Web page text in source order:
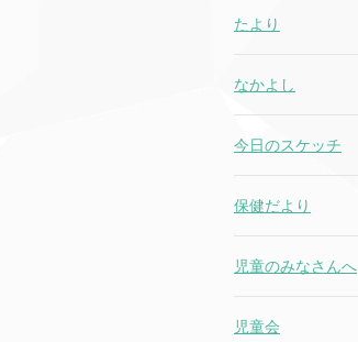
たより
なかよし
今日のスケッチ
保健だより
児童のみなさんへ
児童会